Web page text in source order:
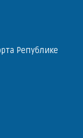
Републике